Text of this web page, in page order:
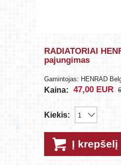
RADIATORIAI
pajungimas
Gamintojas: HENRAD
Kaina: 47,00 EUR
Kiekis:
Į krepšelį